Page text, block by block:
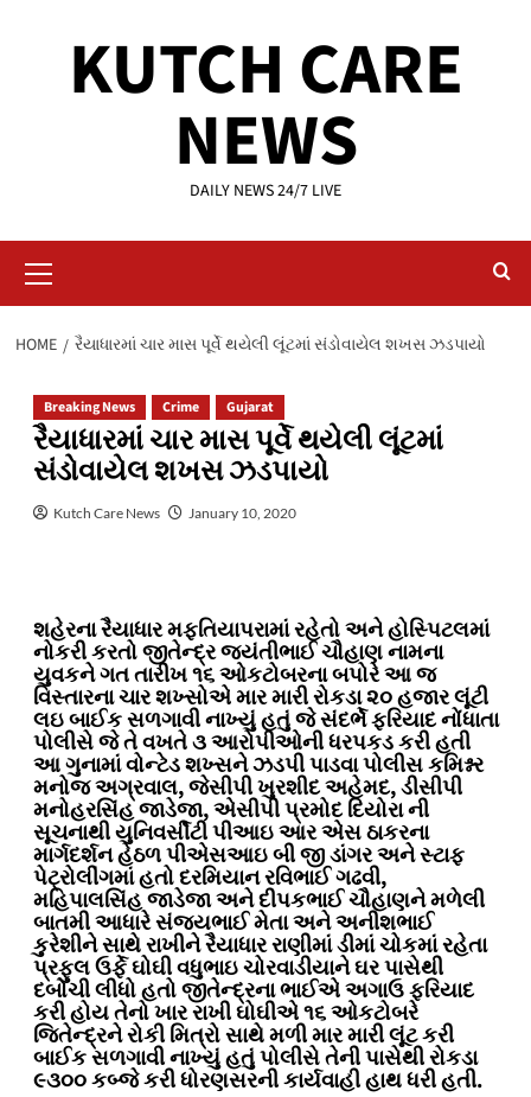
KUTCH CARE
NEWS
DAILY NEWS 24/7 LIVE
Menu
HOME રૈયાધારમાં ચાર માસ પૂર્વે થયેલી લૂંટમાં સંડોવાયેલ શખસ ઝડપાયો
Breaking News Crime Gujarat
રૈયાધારમાં ચાર માસ પૂર્વે થયેલી લૂંટમાં
સંડોવાયેલ શખસ ઝડપાયો
Kutch Care News January 10, 2020
શહેરના રૈયાધાર મફતિયાપરામાં રહેતો અને હોસ્પિટલમાં
નોકરી કરતો જીતેન્દ્ર જયંતીભાઈ ચૌહાણ નામના
યુવકને ગત તારીખ ૧૬ ઓકટોબરના બપોરે આ જ
વિસ્તારના ચાર શખ્સોએ માર મારી રોકડા ૨૦ હજાર લૂંટી
લઇ બાઈક સળગાવી નાખ્યું હતું જે સંદર્ભે ફરિયાદ નોંધાતા
પોલીસે જે તે વખતે ૩ આરોપીઓની ધરપકડ કરી હતી
આ ગુનામાં વોન્ટેડ શખ્સને ઝડપી પાડવા પોલીસ કમિશ્નર
મનોજ અગ્રવાલ, જેસીપી ખુરશીદ અહેમદ, ડીસીપી
મનોહરસિંહ જાડેજા, એસીપી પ્રમોદ દિયોરા ની
સૂચનાથી યુનિવર્સીટી પીઆઇ આર એસ ઠાકરના
માર્ગદર્શન હેઠળ પીએસઆઇ બી જી ડાંગર અને સ્ટાફ
પેટ્રોલીંગમાં હતો દરમિયાન રવિભાઈ ગઢવી,
મહિપાલસિંહ જાડેજા અને દીપકભાઈ ચૌહાણને મળેલી
બાતમી આધારે સંજયભાઈ મેતા અને અનીશભાઈ
કુરેશીને સાથે રાખીને રૈયાધાર રાણીમાં ડીમાં ચોકમાં રહેતા
પ્રફુલ ઉર્ફે ઘોઘી વધુભાઇ ચોરવાડીયાને ઘર પાસેથી
દબોચી લીધો હતો જીતેન્દ્રના ભાઈએ અગાઉ ફરિયાદ
કરી હોય તેનો ખાર રાખી ઘોઘીએ ૧૬ ઓકટોબરે
જિતેન્દ્રને રોકી મિત્રો સાથે મળી માર મારી લૂંટ કરી
બાઈક સળગાવી નાખ્યું હતું પોલીસે તેની પાસેથી રોકડા
૯૩૦૦ કબ્જે કરી ધોરણસરની કાર્યવાહી હાથ ધરી હતી.